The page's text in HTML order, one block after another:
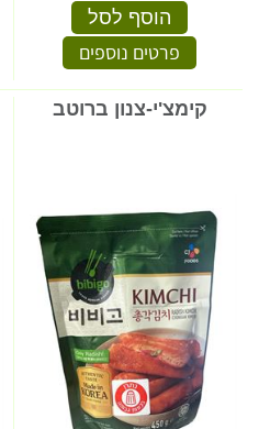
הוסף לסל
פרטים נוספים
קימצ'י-צנון ברוטב